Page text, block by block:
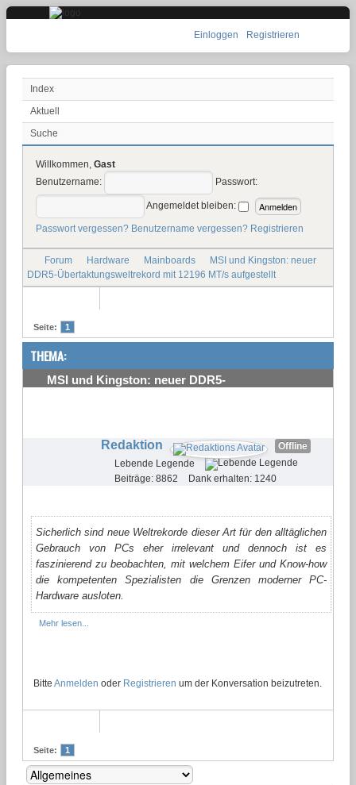
Einloggen Registrieren
Index
Aktuell
Suche
Willkommen, Gast
Benutzername:
Passwort:
Angemeldet bleiben:
Passwort vergessen? Benutzername vergessen? Registrieren
Forum Hardware Mainboards
MSI und Kingston: neuer
DDR5-Übertaktungsweltrekord mit 12196 MT/s aufgestellt
Seite: 1
THEMA:
MSI und Kingston: neuer DDR5-
Redaktion
Offline
Lebende Legende
Beiträge: 8862
Dank erhalten: 1240
Sicherlich sind neue Weltrekorde dieser Art für den alltäglichen
Gebrauch von PCs eher irrelevant und dennoch ist es
faszinierend zu beobachten, mit welchem Eifer und Know-how
die kompetenten Spezialisten die Grenzen moderner PC-
Hardware ausloten.
Mehr lesen...
Bitte Anmelden oder Registrieren um der Konversation beizutreten.
Seite: 1